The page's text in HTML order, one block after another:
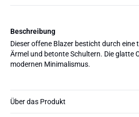
Beschreibung
Dieser offene Blazer besticht durch eine
Ärmel und betonte Schultern. Die glatte
modernen Minimalismus.
Über das Produkt